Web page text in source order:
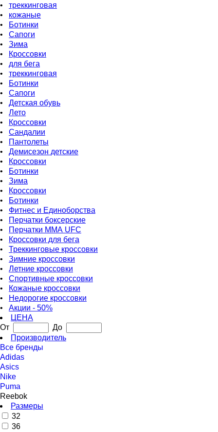
• треккинговая
• кожаные
•
Бoтинки
• Сапоги
• Зима
•
Кроссовки
• для бега
• треккинговая
•
Ботинки
• Сапоги
• Детская обувь
• Летo
•
Кроссовки
• Сандалии
•
Пантолеты
• Демисезон детские
•
Кроссовки
•
Ботинки
• Зима
•
Кроссовки
•
Ботинки
• Фитнес и Единоборства
•
Перчатки боксерские
•
Перчатки ММА UFC
•
Кроссовки для бега
• Треккинговые кроссовки
• Зимние кроссовки
• Летние кроссовки
• Спортивные кроссовки
•
Кожаные кроссовки
•
Недорогие кроссовки
• Акции - 50%
ЦЕНА
От
До
Производитель
Все бренды
Adidas
Asics
Nike
Puma
Reebok
Размеры
32
36